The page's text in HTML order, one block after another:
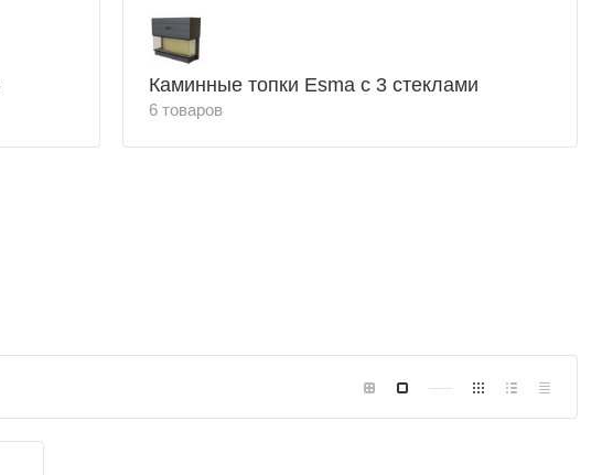
Каминные топки Esma с 3 стеклами
6 товаров